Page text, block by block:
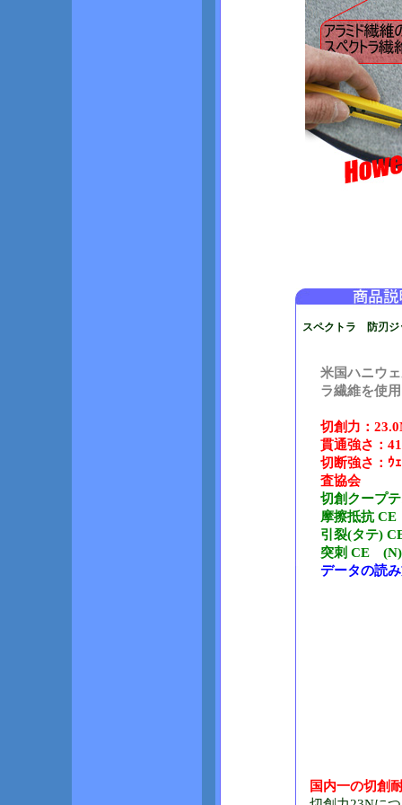
スペクトラ 防刃ジ
米国ハニウ
ラ繊維を使用
切創力：
貫通強さ：
切断強さ：
査協会
切創クープ
摩擦抵抗
引裂(タテ)
突刺 CE (N)
データの読
国内一の切創